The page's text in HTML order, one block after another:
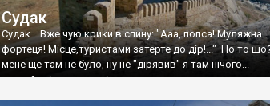
Судак
Судак... Вже чую крики в спину: "Ааа, попса! Муляжна
фортеця! Місце,туристами затерте до дір!..." Но то
мене ще там не було, ну не "дірявив" я там нічого...
принаймні до цього літа.